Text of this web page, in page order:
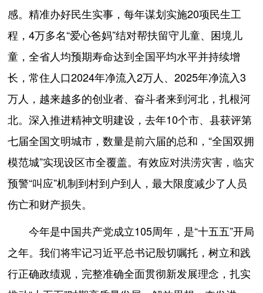
感。精准办好民生实事，每年谋划实施20项民生工
程，4万多名“爱心爸妈”结对帮扶留守儿童、困境儿
童，全省人均预期寿命达到全国平均水平并持续增
长，常住人口2024年净流入2万人、2025年净流入3
万人，越来越多的创业者、奋斗者来到河北，扎根河
北。深入推进精神文明建设，去年10个市、县获评第
七届全国文明城市，数量是前六届的总和，“全国双拥
模范城”实现设区市全覆盖。有效应对洪涝灾害，临灾
预警“叫应”机制到村到户到人，最大限度减少了人员
伤亡和财产损失。
今年是中国共产党成立105周年，是“十五五”开局
之年。我们将牢记习近平总书记殷切嘱托，树立和践
行正确政绩观，完整准确全面贯彻新发展理念，扎实